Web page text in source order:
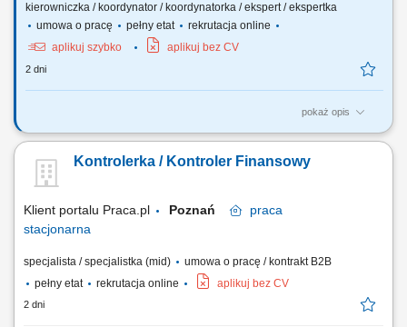
kierowniczka / koordynator / koordynatorka / ekspert / ekspertka
umowa o pracę
pełny etat
rekrutacja online
aplikuj szybko
aplikuj bez CV
2 dni
pokaż opis
Zakres obowiązków: Kompleksowe zarządzanie finansami fabryki;
Zarządem; Wsparcie w strategicznych decyzjach firmy;
Przygotowywanie raportów i analiz dot. analizy rentowności, produktów,
Kontrolerka / Kontroler Finansowy
Klient portalu Praca.pl Poznań
praca
stacjonarna
specjalista / specjalistka (mid)
umowa o pracę / kontrakt B2B
pełny etat
rekrutacja online aplikuj bez CV
2 dni